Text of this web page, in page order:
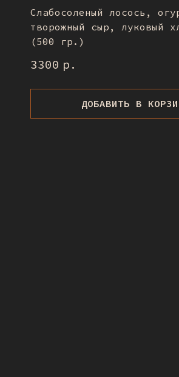
Слабосоленый лосось,
творожный сыр, луковый
(500 гр.)
3300 р.
ДОБАВИТЬ В